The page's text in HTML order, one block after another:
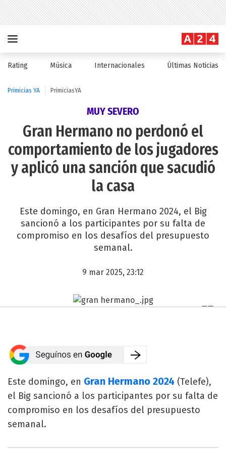
Rating Música Internacionales Últimas Noticias
Primicias YA PrimiciasYA
MUY SEVERO
Gran Hermano no perdonó el
comportamiento de los jugadores
y aplicó una sanción que sacudió
la casa
Este domingo, en Gran Hermano 2024, el Big
sancionó a los participantes por su falta de
compromiso en los desafíos del presupuesto
semanal.
9 mar 2025, 23:12
Este domingo, en Gran Hermano 2024 (Telefe),
el Big sancionó a los participantes por su falta de
compromiso en los desafíos del presupuesto
semanal.